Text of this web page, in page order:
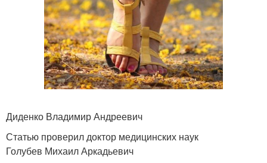
Диденко Владимир Андреевич
Статью проверил доктор медицинских наук
Голубев Михаил Аркадьевич